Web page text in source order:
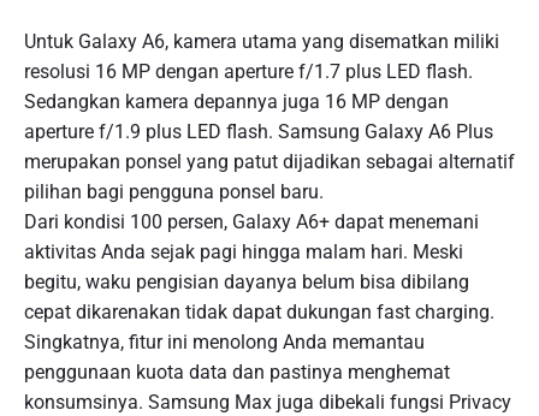
Untuk Galaxy A6, kamera utama yang disematkan miliki
resolusi 16 MP dengan aperture f/1.7 plus LED flash.
Sedangkan kamera depannya juga 16 MP dengan
aperture f/1.9 plus LED flash. Samsung Galaxy A6 Plus
merupakan ponsel yang patut dijadikan sebagai alternatif
pilihan bagi pengguna ponsel baru.
Dari kondisi 100 persen, Galaxy A6+ dapat menemani
aktivitas Anda sejak pagi hingga malam hari. Meski
begitu, waku pengisian dayanya belum bisa dibilang
cepat dikarenakan tidak dapat dukungan fast charging.
Singkatnya, fitur ini menolong Anda memantau
penggunaan kuota data dan pastinya menghemat
konsumsinya. Samsung Max juga dibekali fungsi Privacy